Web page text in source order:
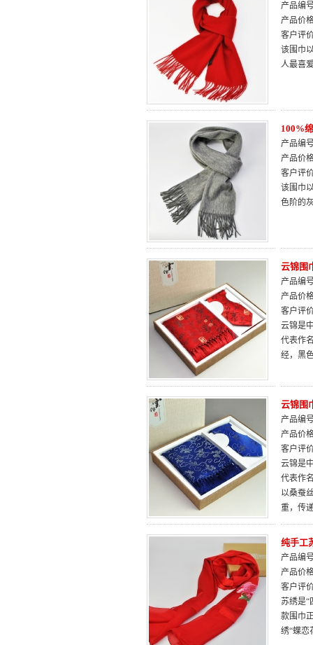
产品编
产品价
客户评
该围巾
人最喜
100%
产品编
产品价
客户评
该围巾
色阶的
云锦围
产品编
产品价
客户评
云锦是
代表作
经，黑
云锦围
产品编
产品价
客户评
云锦是
代表作
以桑蚕
重，传
纯手工
产品编
产品价
客户评
苏绣是
款围巾
绣“蝶恋